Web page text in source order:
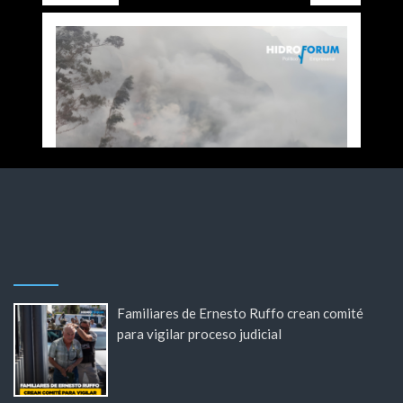
Familiares de Ernesto Ruffo crean comité
para vigilar proceso judicial